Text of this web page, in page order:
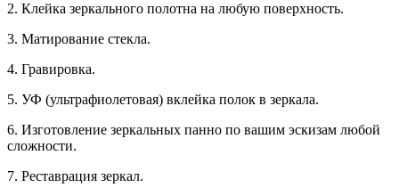
2. Клейка зеркального полотна на любую поверхность.
3. Матирование стекла.
4. Гравировка.
5. УФ (ультрафиолетовая) вклейка полок в зеркала.
6. Изготовление зеркальных панно по вашим эскизам любой
сложности.
7. Реставрация зеркал.